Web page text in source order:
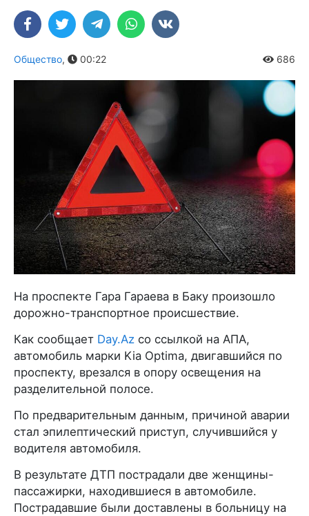
Общество, 00:22 686
На проспекте Гара Гараева в Баку произошло
дорожно-транспортное происшествие.
Как сообщает Day.Az со ссылкой на АПА,
автомобиль марки Kia Optima, двигавшийся по
проспекту, врезался в опору освещения на
разделительной полосе.
По предварительным данным, причиной аварии
стал эпилептический приступ, случившийся у
водителя автомобиля.
В результате ДТП пострадали две женщины-
пассажирки, находившиеся в автомобиле.
Пострадавшие были доставлены в больницу на